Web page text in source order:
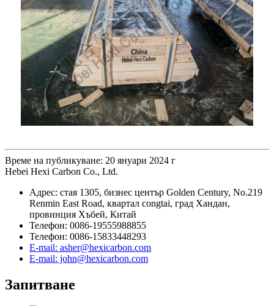
Време на публикуване: 20 януари 2024 г
Hebei Hexi Carbon Co., Ltd.
Адрес: стая 1305, бизнес център Golden Century, No.219
Renmin East Road, квартал congtai, град Хандан,
провинция Хъбей, Китай
Телефон: 0086-19555988855
Телефон: 0086-15833448293
E-mail: asher@hexicarbon.com
E-mail: john@hexicarbon.com
Запитване